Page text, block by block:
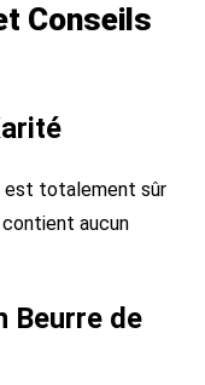
Conseils
est totalement sûr
aucun
Beurre de